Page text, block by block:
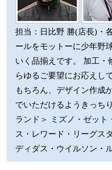
担当：日比野 勝(店長)・
ールをモットーに少年野
いく品揃えです。 加工・
らゆるご要望にお応えし
もちろん、デザイン作成
でいただけるようきっち
ランド＞ ミズノ・ゼット
ス・レワード・リーグス
ディダス・ウイルソン・